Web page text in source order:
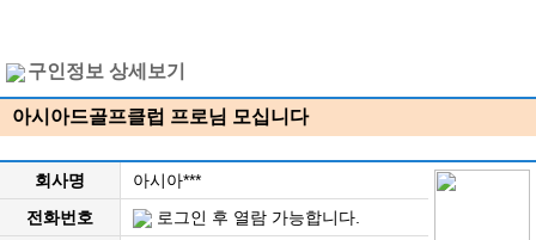
구인정보 상세보기
아시아드골프클럽 프로님 모십니다
회사명
아시아***
전화번호
로그인 후 열람 가능합니다.